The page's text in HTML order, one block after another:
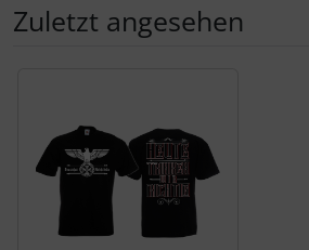
Zuletzt angesehen